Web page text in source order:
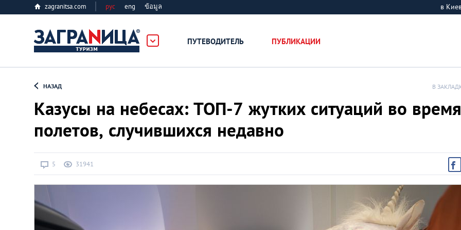
zagranitsa.com рус eng ข้อมูล в
ПУТЕВОДИТЕЛЬ ПУБЛИКАЦИИ
Алматы
НАЗАД В
Казусы на небесах: ТОП-7 жутких ситуаций во время
полетов, случившихся недавно
5 31941
Крепости-замки
ТОП-10 самых